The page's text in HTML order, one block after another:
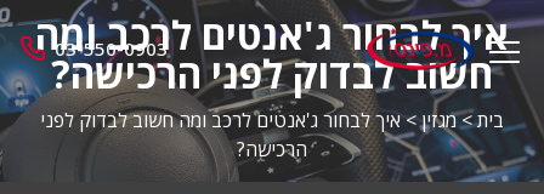
מ.
פינס
03-550-0903 menu
opener
איך לבחור ג'אנטים לרכב ומה
חשוב לבדוק לפני הרכישה?
בית>מגזין>איך לבחור ג'אנטים לרכב ומה חשוב לבדוק לפני
הרכישה?